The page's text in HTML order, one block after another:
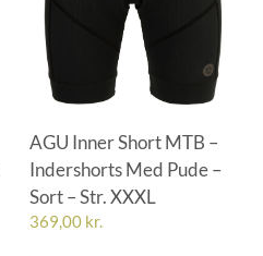
AGU Inner Short MTB –
Indershorts Med Pude –
Sort – Str. XXXL
369,00 kr.